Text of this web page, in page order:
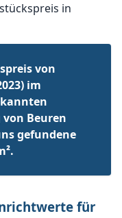
in
von
im
Beuren
gefundene
für